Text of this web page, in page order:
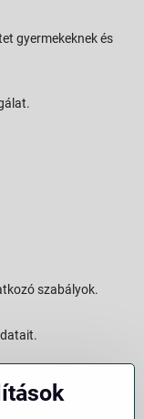
gyermekeknek és
szabályok.